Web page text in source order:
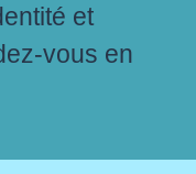
et
vous en